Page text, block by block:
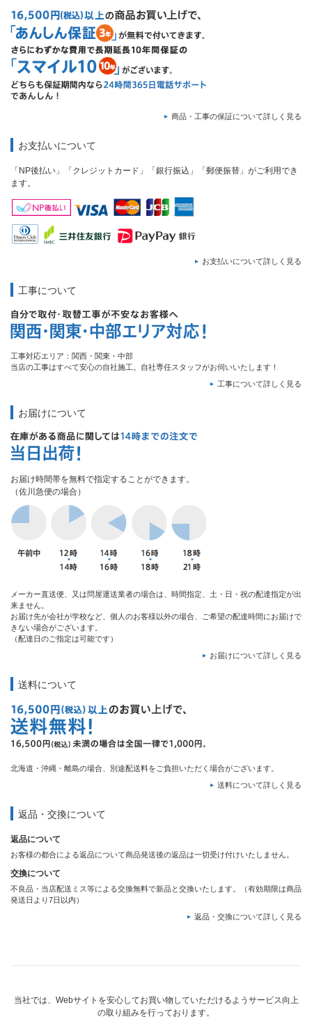
商品・工事の保証について詳しく見る
お支払いについて
「NP後払い」「クレジットカード」「銀行振込」「郵便振替」がご利用でき
ます。
お支払いについて詳しく見る
工事について
工事対応エリア：関西・関東・中部
当店の工事はすべて安心の自社施工。自社専任スタッフがお伺いいたします！
工事について詳しく見る
お届けについて
お届け時間帯を無料で指定することができます。
（佐川急便の場合）
メーカー直送便、又は問屋運送業者の場合は、時間指定、土・日・祝の配達指定が出
来ません。
お届け先が会社が学校など、個人のお客様以外の場合、ご希望の配達時間にお届けで
きない場合がございます。
（配達日のご指定は可能です）
お届けについて詳しく見る
送料について
北海道・沖縄・離島の場合、別途配送料をご負担いただく場合がございます。
送料について詳しく見る
返品・交換について
返品について
お客様の都合による返品について商品発送後の返品は一切受け付けいたしません。
交換について
不良品・当店配送ミス等による交換無料で新品と交換いたします。（有効期限は商品
発送日より7日以内）
返品・交換について詳しく見る
当社では、Webサイトを安心してお買い物していただけるようサービス向上
の取り組みを行っております。